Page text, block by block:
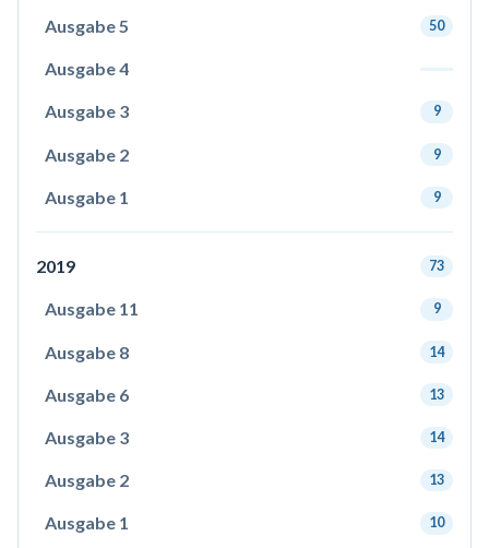
Ausgabe 5 50
Ausgabe 4
Ausgabe 3 9
Ausgabe 2 9
Ausgabe 1 9
2019 73
Ausgabe 11 9
Ausgabe 8 14
Ausgabe 6 13
Ausgabe 3 14
Ausgabe 2 13
Ausgabe 1 10